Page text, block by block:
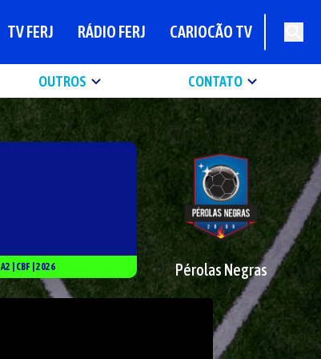
TV FERJ RÁDIO FERJ CARIOCÃO TV
OUTROS CONTATO
A2 CBF 2026 Pérolas Negras